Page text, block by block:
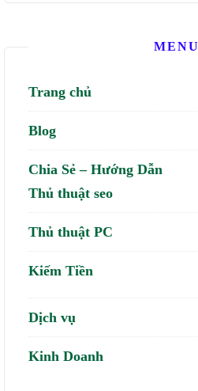
MENU
Trang chủ
Blog
Chia Sẻ – Hướng Dẫn
Thủ thuật seo
Thủ thuật PC
Kiếm Tiền
Dịch vụ
Kinh Doanh